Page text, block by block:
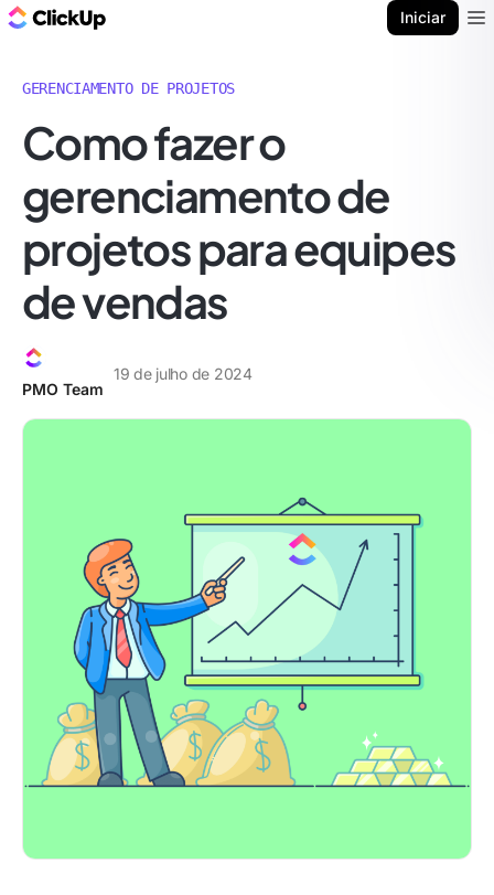
Iniciar
GERENCIAMENTO DE PROJETOS
Como fazer o
gerenciamento de
projetos para equipes
de vendas
PMO Team
19 de julho de 2024